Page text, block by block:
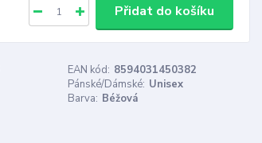
Přidat do košíku
EAN kód: 8594031450382
Pánské/Dámské: Unisex
Barva: Béžová